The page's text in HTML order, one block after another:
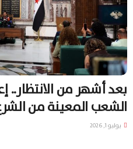
بعد أشهر من
الشعب المعينة من
يوليو 1, 2026